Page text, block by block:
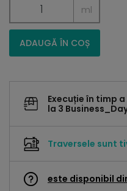
ml
ADAUGĂ ÎN COȘ
Execuție în timp
la 3
Traversele sunt
este disponibil